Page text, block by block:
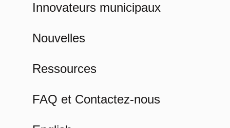
Innovateurs municipaux
Nouvelles
Ressources
FAQ et Contactez-nous